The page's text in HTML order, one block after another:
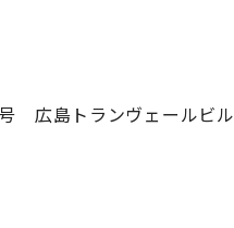
広島トランヴェールビ